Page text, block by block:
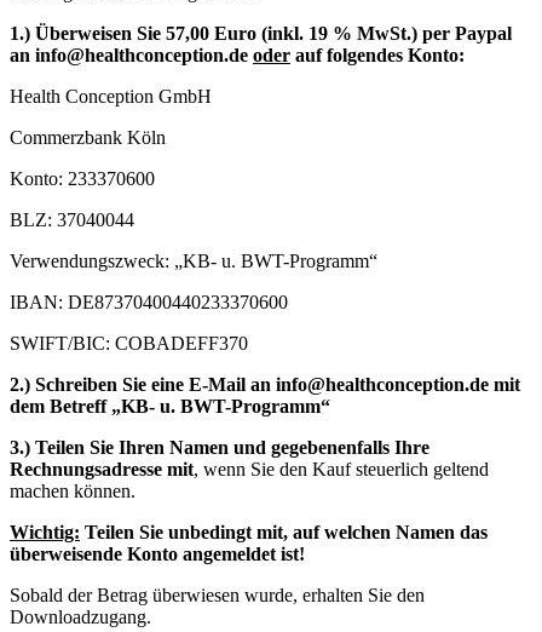
1.) Überweisen Sie 57,00 Euro (inkl. 19 % MwSt.) per Paypal
an info@healthconception.de oder auf folgendes Konto:
Health Conception GmbH
Commerzbank Köln
Konto: 233370600
BLZ: 37040044
Verwendungszweck: „KB- u. BWT-Programm“
IBAN: DE87370400440233370600
SWIFT/BIC: COBADEFF370
2.) Schreiben Sie eine E-Mail an info@healthconception.de mit
dem Betreff „KB- u. BWT-Programm“
3.) Teilen Sie Ihren Namen und gegebenenfalls Ihre
Rechnungsadresse mit, wenn Sie den Kauf steuerlich geltend
machen können.
Wichtig: Teilen Sie unbedingt mit, auf welchen Namen das
überweisende Konto angemeldet ist!
Sobald der Betrag überwiesen wurde, erhalten Sie den
Downloadzugang.